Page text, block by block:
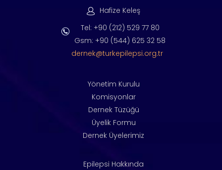
Hafize Keleş
Tel: +90 (212) 529 77 80
Gsm: +90 (544) 625 32 58
dernek@turkepilepsi.org.tr
Yönetim Kurulu
Komisyonlar
Dernek Tüzüğü
Üyelik Formu
Dernek Üyelerimiz
Epilepsi Hakkında